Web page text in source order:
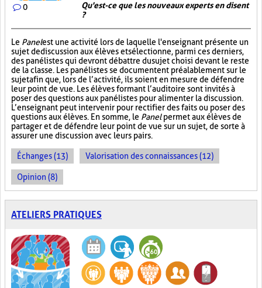
0
Qu'est-ce que les nouveaux experts en disent
?
Le Panelest une activité lors de laquelle l'enseignant présente un
sujet de discussion aux élèves et sélectionne, parmi ces derniers,
des panélistes qui devront débattre du sujet choisi devant le reste
de la classe. Les panélistes se documentent préalablement sur le
sujet afin que, lors de l’activité, ils soient en mesure de défendre
leur point de vue. Les élèves formant l’auditoire sont invités à
poser des questions aux panélistes pour alimenter la discussion.
L’enseignant peut intervenir pour rectifier des faits ou poser des
questions aux élèves. En somme, le Panelpermet aux élèves de
partager et de défendre leur point de vue sur un sujet, de sorte à
assurer une discussion avec leurs pairs.
Échanges (13) Valorisation des connaissances (12)
Opinion (8)
ATELIERS PRATIQUES